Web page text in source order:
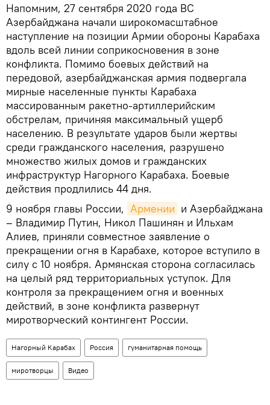
Напомним, 27 сентября 2020 года ВС
Азербайджана начали широкомасштабное
наступление на позиции Армии обороны Карабаха
вдоль всей линии соприкосновения в зоне
конфликта. Помимо боевых действий на
передовой, азербайджанская армия подвергала
мирные населенные пункты Карабаха
массированным ракетно-артиллерийским
обстрелам, причиняя максимальный ущерб
населению. В результате ударов были жертвы
среди гражданского населения, разрушено
множество жилых домов и гражданских
инфраструктур Нагорного Карабаха. Боевые
действия продлились 44 дня.
9 ноября главы России, Армении и Азербайджана
– Владимир Путин, Никол Пашинян и Ильхам
Алиев, приняли совместное заявление о
прекращении огня в Карабахе, которое вступило в
силу с 10 ноября. Армянская сторона согласилась
на целый ряд территориальных уступок. Для
контроля за прекращением огня и военных
действий, в зоне конфликта развернут
миротворческий контингент России.
Нагорный Карабах Россия гуманитарная помощь
миротворцы Видео